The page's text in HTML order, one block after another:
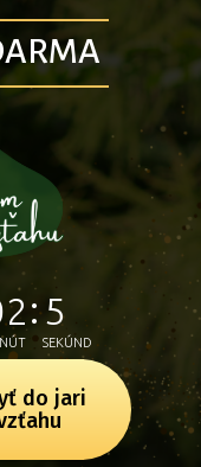
2 5
SEKÚND
do jari